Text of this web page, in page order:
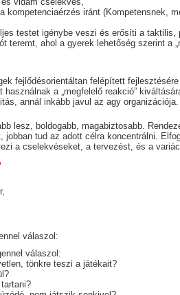
kompetenciaérzés iránt (Kompetensnek,
testet igénybe veszi és erősíti a taktilis,
teremt, ahol a gyerek lehetőség szerint a
fejlődésorientáltan felépített
a „megfelelő reakció”
annál inkább javul az agy organizációja.
lesz, boldogabb, magabiztosabb.
jobban tud az adott célra koncentrálni.
a cselekvéseket, a tervezést, és a
válaszol:
válaszol:
tönkre teszi a játékait?